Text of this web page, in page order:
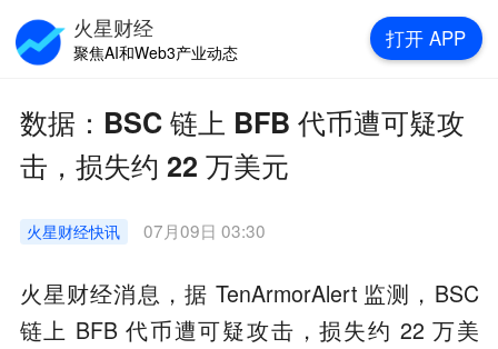
数据：BSC 链上 BFB 代币遭可疑攻
击，损失约 22 万美元
火星财经快讯 07月09日 03:30
火星财经消息，据 TenArmorAlert 监测，BSC
链上 BFB 代币遭可疑攻击，损失约 22 万美
火星财经
聚焦AI和Web3产业动态
打开 APP